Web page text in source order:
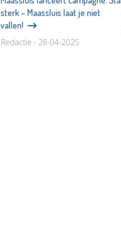
sterk – Maassluis laat je niet
vallen!
Redactie - 28-04-2025